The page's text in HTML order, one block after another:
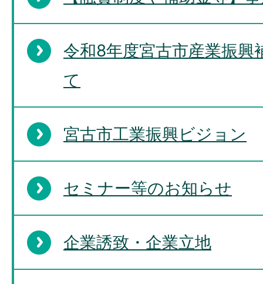
令和8年度宮古市産業振興
て
宮古市工業振興ビジョン
セミナー等のお知らせ
企業誘致・企業立地